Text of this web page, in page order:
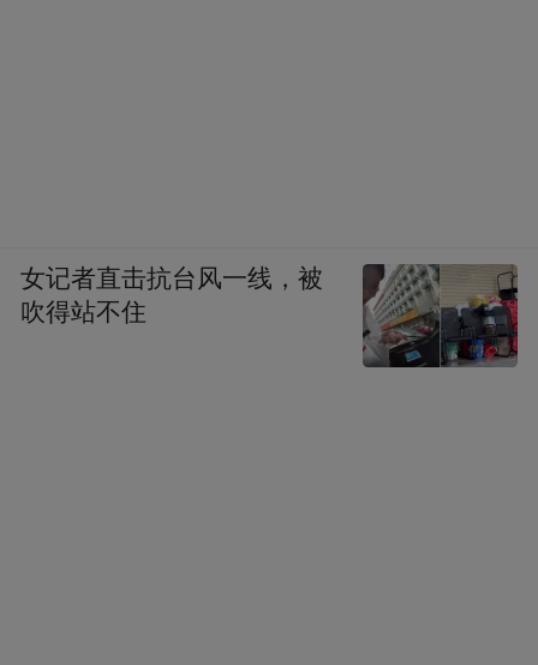
女记者直击抗台风一线，被
吹得站不住